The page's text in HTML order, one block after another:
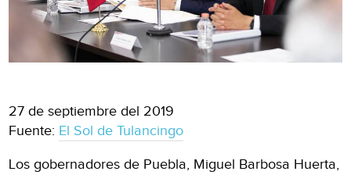
27 de septiembre del 2019
Fuente: El Sol de Tulancingo
Los gobernadores de Puebla, Miguel Barbosa Huerta,